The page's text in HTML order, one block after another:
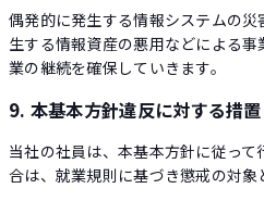
偶発的に発生する情報システムの
生する情報資産の悪用などによる
業の継続を確保していきます。
9. 本基本方針違反に対する措置
当社の社員は、本基本方針に従っ
合は、就業規則に基づき懲戒の対象